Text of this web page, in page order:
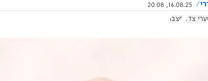
16.08.25, 20:08
צדק חצבת